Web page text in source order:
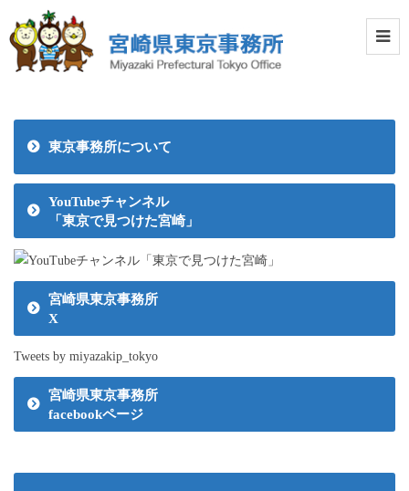
東京事務所について
YouTubeチャンネル
「東京で見つけた宮崎」
宮崎県東京事務所
X
Tweets by miyazakip_tokyo
宮崎県東京事務所
facebookページ